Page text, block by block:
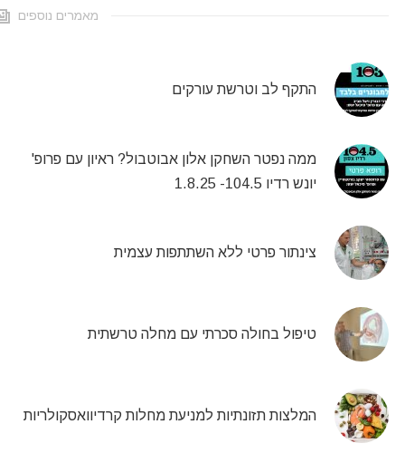
מאמרים נוספים
התקף לב וטרשת עורקים
ממה נפטר השחקן אלון אבוטבול? ראיון עם פרופ'
יונש רדיו 104.5- 1.8.25
צינתור פרטי ללא השתתפות עצמית
טיפול בחולה סכרתי עם מחלה טרשתית
המלצות תזונתיות למניעת מחלות קרדיוואסקולריות